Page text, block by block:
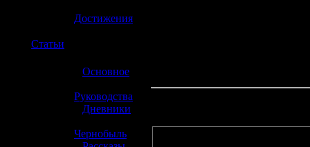
Достижения
Статьи
Основное
Руководства
Дневники
Чернобыль